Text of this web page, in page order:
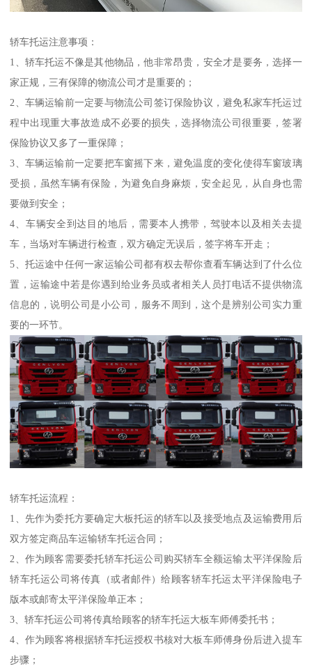
轿车托运注意事项：
1、轿车托运不像是其他物品，他非常昂贵，安全才是要务，选择一
家正规，三有保障的物流公司才是重要的；
2、车辆运输前一定要与物流公司签订保险协议，避免私家车托运过
程中出现重大事故造成不必要的损失，选择物流公司很重要，签署
保险协议又多了一重保障；
3、车辆运输前一定要把车窗摇下来，避免温度的变化使得车窗玻璃
受损，虽然车辆有保险，为避免自身麻烦，安全起见，从自身也需
要做到安全；
4、车辆安全到达目的地后，需要本人携带，驾驶本以及相关去提
车，当场对车辆进行检查，双方确定无误后，签字将车开走；
5、托运途中任何一家运输公司都有权去帮你查看车辆达到了什么位
置，运输途中若是你遇到给业务员或者相关人员打电话不提供物流
信息的，说明公司是小公司，服务不周到，这个是辨别公司实力重
要的一环节。
轿车托运流程：
1、先作为委托方要确定大板托运的轿车以及接受地点及运输费用后
双方签定商品车运输轿车托运合同；
2、作为顾客需要委托轿车托运公司购买轿车全额运输太平洋保险后
轿车托运公司将传真（或者邮件）给顾客轿车托运太平洋保险电子
版本或邮寄太平洋保险单正本；
3、轿车托运公司将传真给顾客的轿车托运大板车师傅委托书；
4、作为顾客将根据轿车托运授权书核对大板车师傅身份后进入提车
步骤；